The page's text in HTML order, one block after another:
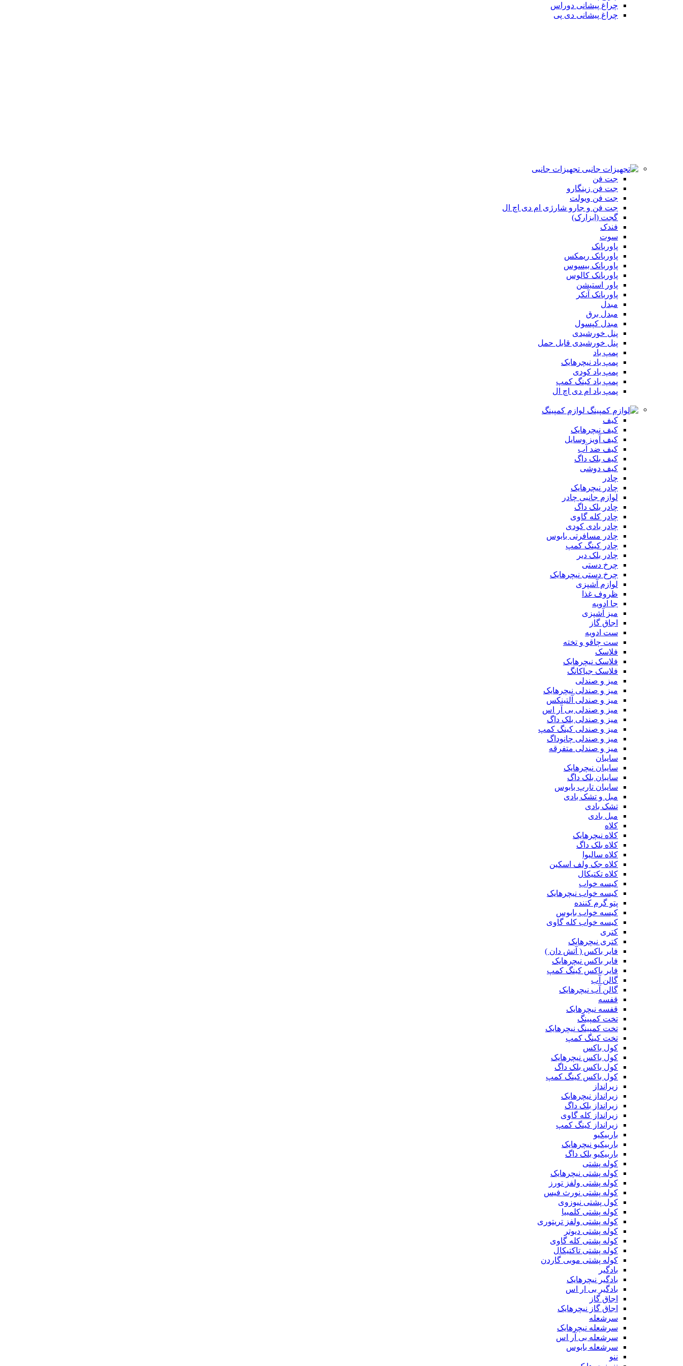
چراغ پیشانی دوراس
چراغ پیشانی دی پی
تجهیزات جانبی
جت فن
جت فن زینگارو
جت فن ویولت
جت فن و جارو شارژی ام دی اچ ال
گجت (ابزارک)
فندک
سوت
پاوربانک
پاوربانک ریمکس
پاوربانک بیسوس
پاوربانک کالوس
پاور استیشن
پاوربانک آنکر
مبدل
مبدل برق
مبدل کپسول
پنل خورشیدی
پنل خورشیدی قابل حمل
پمپ باد
پمپ باد نیچرهایک
پمپ باد کودی
پمپ باد کینگ کمپ
پمپ باد ام دی اچ ال
لوازم کمپینگ
کیف
کیف نیچرهایک
کیف آویز وسایل
کیف ضد آب
کیف بلک داگ
کیف دوشی
چادر
چادر نیچرهایک
لوازم جانبی چادر
چادر بلک داگ
چادر کله گاوی
چادر بادی کودی
چادر مسافرتی بابوس
چادر کینگ کمپ
چادر بلک دیر
چرخ دستی
چرخ دستی نیچرهایک
لوازم آشپزی
ظروف غذا
جا ادویه
میز آشپزی
اجاق گاز
ست ادویه
ست چاقو و تخته
فلاسک
فلاسک نیچرهایک
فلاسک جیاکانگ
میز و صندلی
میز و صندلی نیچرهایک
میز و صندلی آلتینکس
میز و صندلی بی آر اس
میز و صندلی بلک داگ
میز و صندلی کینگ کمپ
میز و صندلی چانوداگ
میز و صندلی متفرقه
سایبان
سایبان نیچرهایک
سایبان بلک داگ
سایبان تارپ بابوس
مبل و تشک بادی
تشک بادی
مبل بادی
کلاه
کلاه نیچرهایک
کلاه بلک داگ
کلاه سالیوا
کلاه جک‌ ولف‌ اسکین
کلاه تکتیکال
کیسه خواب
کیسه خواب نیچرهایک
پتو گرم کننده
کیسه خواب بابوس
کیسه خواب کله گاوی
کتری
کتری نیچرهایک
فایر باکس ( آتش دان )
فایر باکس نیچرهایک
فایر باکس کینگ کمپ
گالن آب
گالن آب نیچرهایک
قفسه
قفسه نیچرهایک
تخت کمپینگ
تخت کمپینگ نیچرهایک
تخت کینگ کمپ
کول باکس
کول باکس نیچرهایک
کول باکس بلک داگ
کول باکس کینگ کمپ
زیرانداز
زیرانداز نیچرهایک
زیرانداز بلک داگ
زیرانداز کله گاوی
زیرانداز کینگ کمپ
باربیکیو
باربیکیو نیچرهایک
باربیکیو بلک داگ
کوله پشتی
کوله پشتی نیچرهایک
کوله پشتی ولفز تورز
کوله پشتی نورث فیس
کول پشتی نیوزوی
کوله پشتی کلمبیا
کوله پشتی ولفز تریتوری
کوله پشتی دیوتر
کوله پشتی کله گاوی
کوله پشتی تاکتیکال
کوله پشتی موبی گاردن
بادگیر
بادگیر نیچرهایک
بادگیر بی ار اس
اجاق گاز
اجاق گاز نیچرهایک
سرشعله
سرشعله نیچرهایک
سرشعله بی آر اس
سرشعله بابوس
ننو